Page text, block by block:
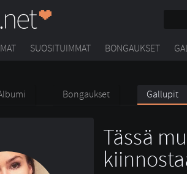
SUOSITUIMMAT BONGAUKSET
Bongaukset Gallupit
Tässä